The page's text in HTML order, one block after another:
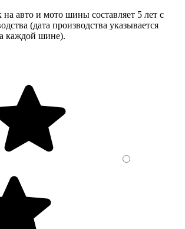
авто и мото шины составляет 5 лет с
(дата производства указывается
каждой шине).